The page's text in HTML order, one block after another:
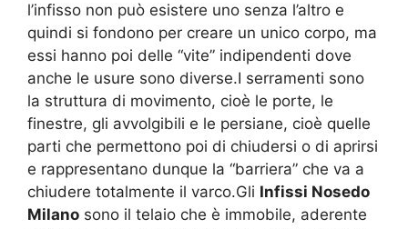
l’infisso non può esistere uno senza l’altro e
quindi si fondono per creare un unico corpo, ma
essi hanno poi delle “vite” indipendenti dove
anche le usure sono diverse.I serramenti sono
la struttura di movimento, cioè le porte, le
finestre, gli avvolgibili e le persiane, cioè quelle
parti che permettono poi di chiudersi o di aprirsi
e rappresentano dunque la “barriera” che va a
chiudere totalmente il varco.Gli Infissi Nosedo
Milano sono il telaio che è immobile, aderente